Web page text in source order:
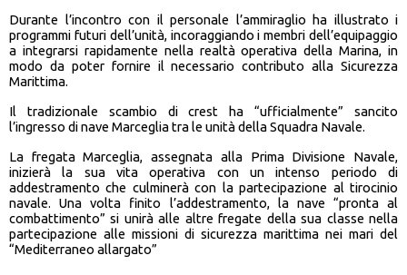
Durante l’incontro con il personale l’ammiraglio ha illustrato i
programmi futuri dell’unità, incoraggiando i membri dell’equipaggio
a integrarsi rapidamente nella realtà operativa della Marina, in
modo da poter fornire il necessario contributo alla Sicurezza
Marittima.
Il tradizionale scambio di crest ha “ufficialmente” sancito
l’ingresso di nave Marceglia tra le unità della Squadra Navale.
La fregata Marceglia, assegnata alla Prima Divisione Navale,
inizierà la sua vita operativa con un intenso periodo di
addestramento che culminerà con la partecipazione al tirocinio
navale. Una volta finito l’addestramento, la nave “pronta al
combattimento” si unirà alle altre fregate della sua classe nella
partecipazione alle missioni di sicurezza marittima nei mari del
“Mediterraneo allargato”